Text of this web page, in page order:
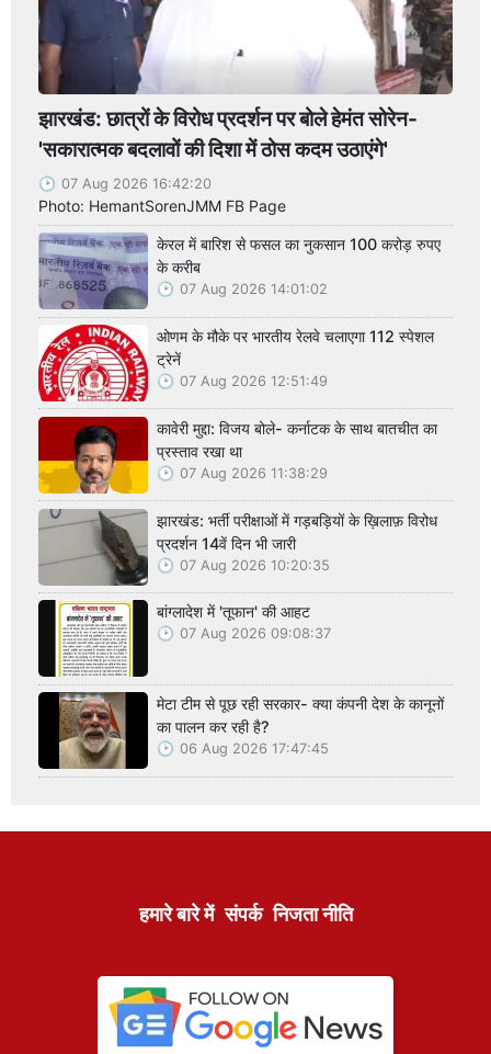
झारखंड: छात्रों के विरोध प्रदर्शन पर बोले हेमंत सोरेन-
'सकारात्मक बदलावों की दिशा में ठोस कदम उठाएंगे'
07 Aug 2026 16:42:20
Photo: HemantSorenJMM FB Page
केरल में बारिश से फसल का नुकसान 100 करोड़ रुपए
के करीब
07 Aug 2026 14:01:02
ओणम के मौके पर भारतीय रेलवे चलाएगा 112 स्पेशल
ट्रेनें
07 Aug 2026 12:51:49
कावेरी मुद्दा: विजय बोले- कर्नाटक के साथ बातचीत का
प्रस्ताव रखा था
07 Aug 2026 11:38:29
झारखंड: भर्ती परीक्षाओं में गड़बड़ियों के ख़िलाफ़ विरोध
प्रदर्शन 14वें दिन भी जारी
07 Aug 2026 10:20:35
बांग्लादेश में 'तूफान' की आहट
07 Aug 2026 09:08:37
मेटा टीम से पूछ रही सरकार- क्या कंपनी देश के कानूनों
का पालन कर रही है?
06 Aug 2026 17:47:45
हमारे बारे में संपर्क निजता नीति